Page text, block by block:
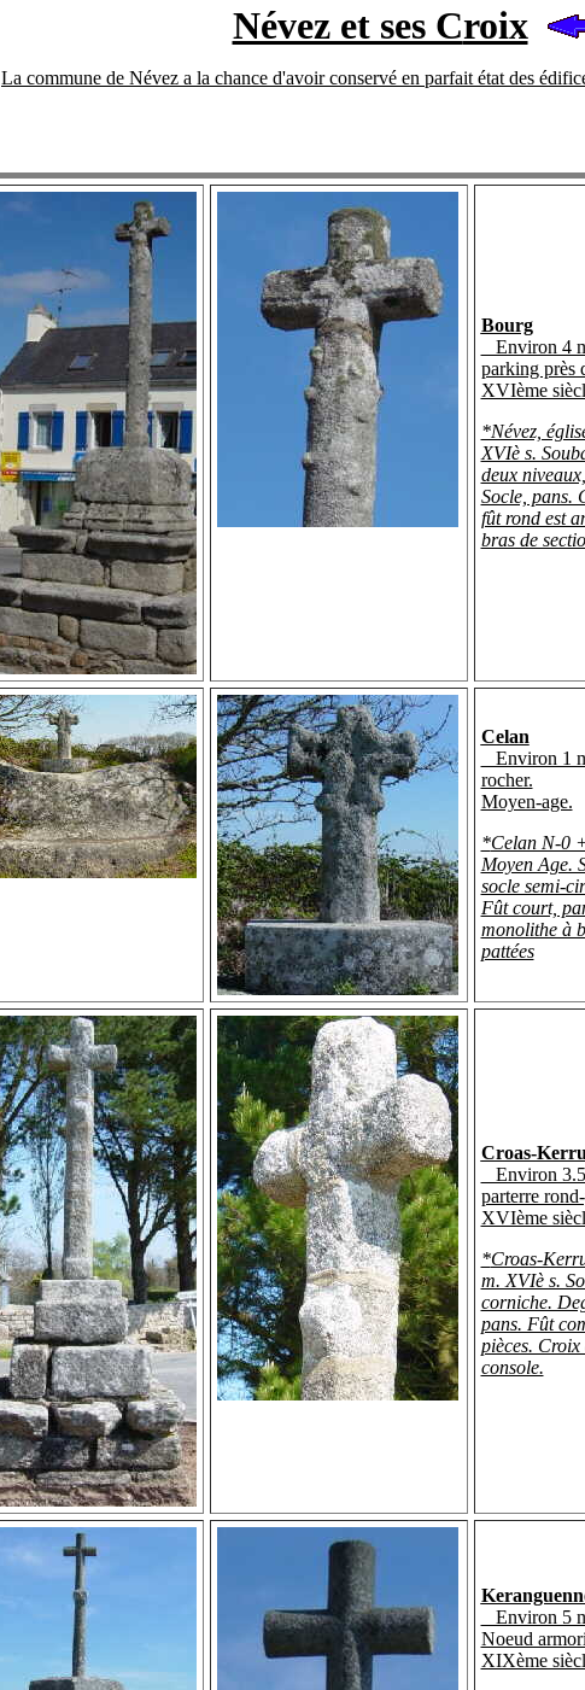
Névez et ses Croix
La commune de Névez a la chance d'avoir conservé en parfait état des
Bourg
Environ 4
parking près
XVIème
*Névez,
XVIè s.
deux
Socle, pans.
fût rond est
bras de
Celan
Environ 1
rocher.
Moyen-age.
*Celan N-0
Moyen Age.
socle semi-
Fût court,
monolithe à
pattées
Croas-
Environ
parterre
XVIème
*Croas-
m. XVIè s.
corniche.
pans. Fût
pièces. Croix
console.
Environ 5
Noeud
XIXème